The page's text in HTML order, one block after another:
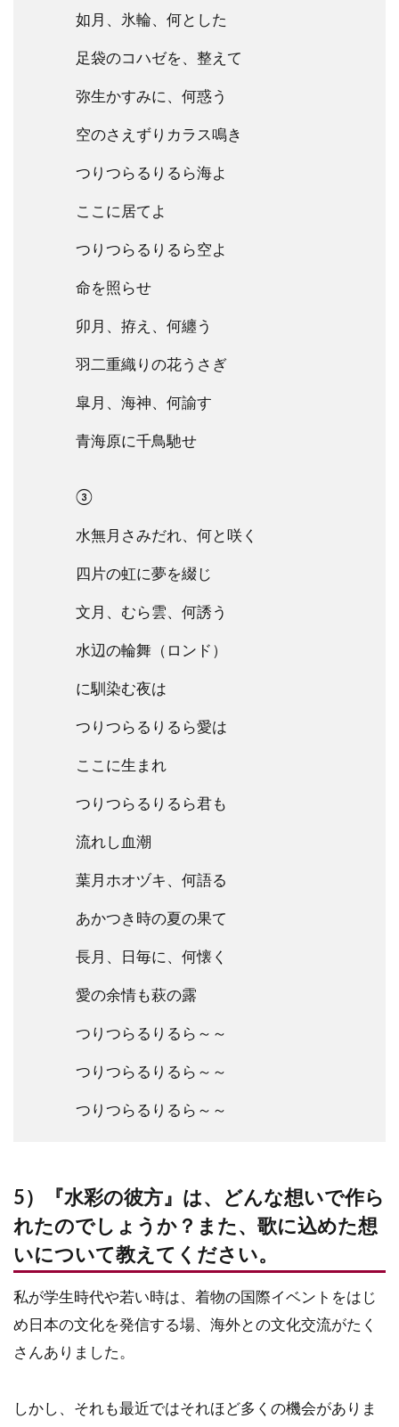
如月、氷輪、何とした
足袋のコハゼを、整えて
弥生かすみに、何惑う
空のさえずりカラス鳴き
つりつらるりるら海よ
ここに居てよ
つりつらるりるら空よ
命を照らせ
卯月、拵え、何纏う
羽二重織りの花うさぎ
皐月、海神、何諭す
青海原に千鳥馳せ
③
水無月さみだれ、何と咲く
四片の虹に夢を綴じ
文月、むら雲、何誘う
水辺の輪舞（ロンド）
に馴染む夜は
つりつらるりるら愛は
ここに生まれ
つりつらるりるら君も
流れし血潮
葉月ホオヅキ、何語る
あかつき時の夏の果て
長月、日毎に、何懐く
愛の余情も萩の露
つりつらるりるら～～
つりつらるりるら～～
つりつらるりるら～～
5）『水彩の彼方』は、どんな想いで作ら
れたのでしょうか？また、歌に込めた想
いについて教えてください。
私が学生時代や若い時は、着物の国際イベントをはじ
め日本の文化を発信する場、海外との文化交流がたく
さんありました。
しかし、それも最近ではそれほど多くの機会がありま